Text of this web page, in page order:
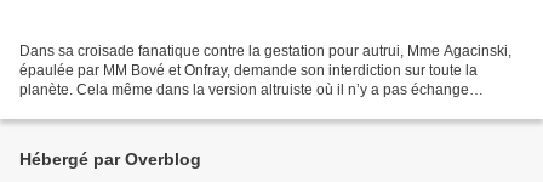
Dans sa croisade fanatique contre la gestation pour autrui, Mme Agacinski,
épaulée par MM Bové et Onfray, demande son interdiction sur toute la
planète. Cela même dans la version altruiste où il n’y a pas échange
Hébergé par Overblog